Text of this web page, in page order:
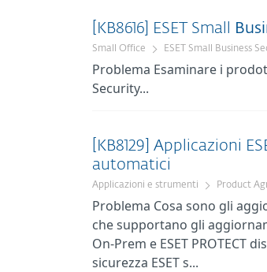
[KB8616] ESET Small
Small Office ESET Small Business
Problema Esaminare i
Security...
[KB8129] Applicazioni
automatici
Applicazioni e strumenti Product
Problema Cosa sono gli
che supportano gli
On-Prem e ESET
sicurezza ESET s...